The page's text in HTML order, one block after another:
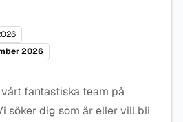
2026
fantastiska team på
söker dig som är eller vill bli